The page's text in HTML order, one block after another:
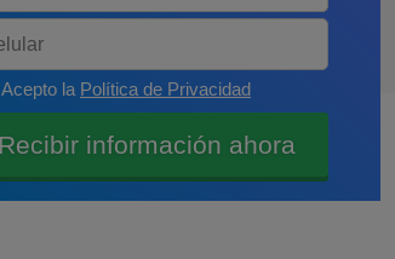
Acepto la Política de Privacidad